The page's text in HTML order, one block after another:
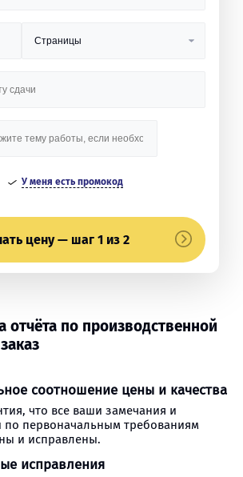
У меня есть промокод
цену — шаг 1 из 2
отчёта по производственной
соотношение цены и качества
что все ваши замечания и
по первоначальным требованиям
и исправлены.
исправления